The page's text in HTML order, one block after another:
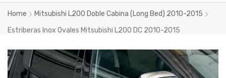
Home
Mitsubishi L200 Doble Cabina (Long Bed) 2010-2015
Estriberas Inox Ovales Mitsubishi L200 DC 2010-2015